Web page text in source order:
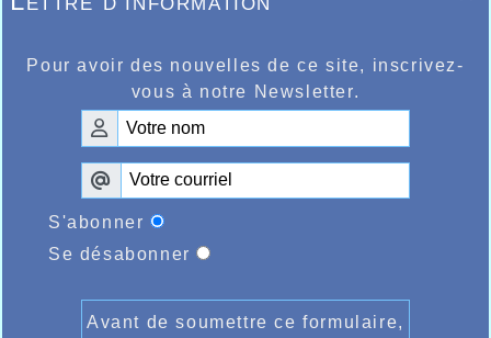
Pour avoir des nouvelles de ce site, inscrivez-
vous à notre Newsletter.
S'abonner
Se désabonner
Avant de soumettre ce formulaire,